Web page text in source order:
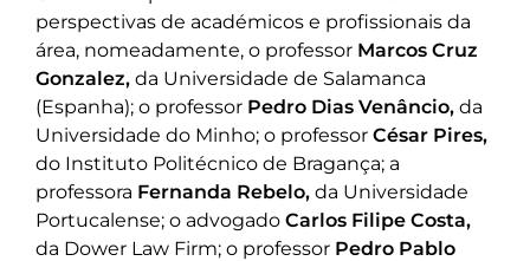
perspectivas de académicos e profissionais da
área, nomeadamente, o professor Marcos Cruz
Gonzalez, da Universidade de Salamanca
(Espanha); o professor Pedro Dias Venâncio, da
Universidade do Minho; o professor César Pires,
do Instituto Politécnico de Bragança; a
professora Fernanda Rebelo, da Universidade
Portucalense; o advogado Carlos Filipe Costa,
da Dower Law Firm; o professor Pedro Pablo